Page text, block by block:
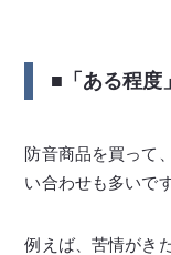
■「ある程度
防音商品を買って、
い合わせも多いです
例えば、苦情がき